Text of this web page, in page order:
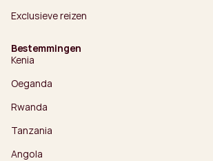
Exclusieve reizen
Bestemmingen
Kenia
Oeganda
Rwanda
Tanzania
Angola